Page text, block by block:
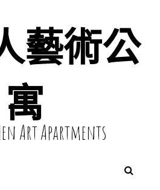
藝術公
寓
Art Apartments